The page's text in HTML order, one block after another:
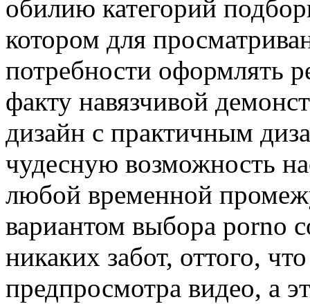
обилию категорий
котором для
потребности оформлять
факту навязчивой
дизайн с практичным
чудесную возможность
любой временной
вариантом выбора porno
никаких забот, оттого,
предпросмотра видео, а